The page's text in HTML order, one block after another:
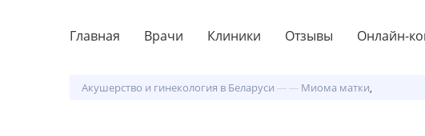
Главная Врачи Клиники Отзывы Онлайн-
Акушерство и гинекология в Беларуси Миома матки,